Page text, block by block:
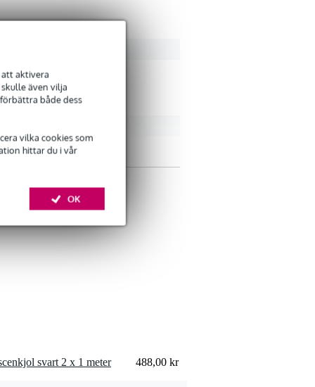
att aktivera
även vilja
både dess
vilka cookies som
hittar du i vår
OK
svart 2 x 1 meter 488,00 kr